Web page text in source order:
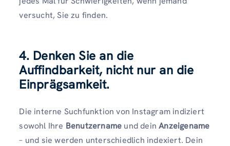
versucht, Sie zu finden.
4. Denken Sie an die
Auffindbarkeit, nicht nur an die
Einprägsamkeit.
Die interne Suchfunktion von Instagram indiziert
sowohl Ihre Benutzername und deinAnzeigename
– und sie werden unterschiedlich indexiert. Dein